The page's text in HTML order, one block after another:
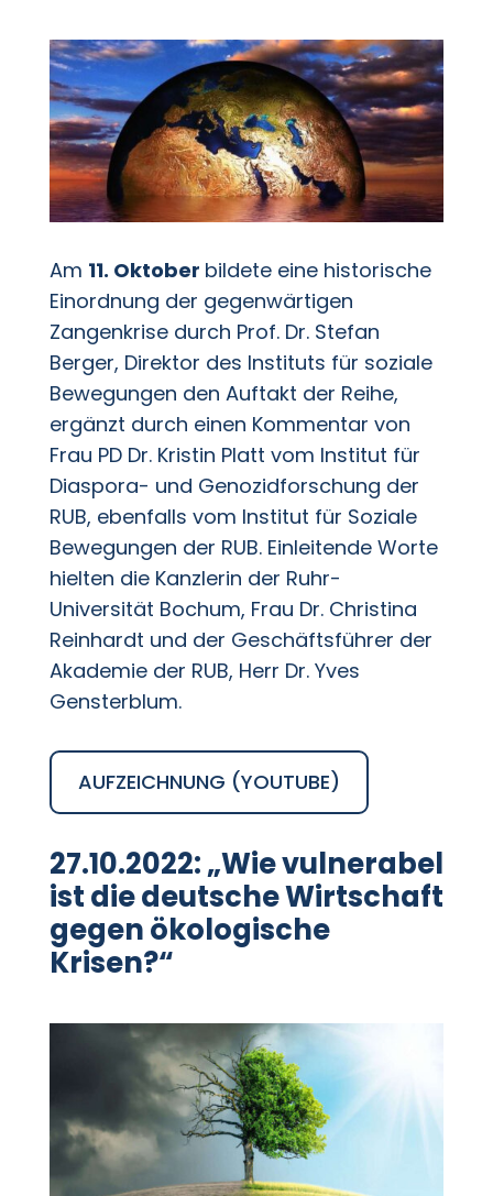
Am 11. Oktober bildete eine historische
Einordnung der gegenwärtigen
Zangenkrise durch Prof. Dr. Stefan
Berger, Direktor des Instituts für soziale
Bewegungen den Auftakt der Reihe,
ergänzt durch einen Kommentar von
Frau PD Dr. Kristin Platt vom Institut für
Diaspora- und Genozidforschung der
RUB, ebenfalls vom Institut für Soziale
Bewegungen der RUB. Einleitende Worte
hielten die Kanzlerin der Ruhr-
Universität Bochum, Frau Dr. Christina
Reinhardt und der Geschäftsführer der
Akademie der RUB, Herr Dr. Yves
Gensterblum.
AUFZEICHNUNG (YOUTUBE)
27.10.2022: „Wie vulnerabel
ist die deutsche Wirtschaft
gegen ökologische
Krisen?“